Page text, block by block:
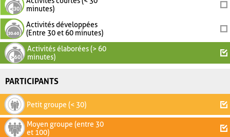
minutes)
Activités développées
(Entre 30 et 60 minutes)
Activités élaborées (> 60
minutes)
PARTICIPANTS
Petit groupe (< 30)
Moyen groupe (entre 30
et 100)